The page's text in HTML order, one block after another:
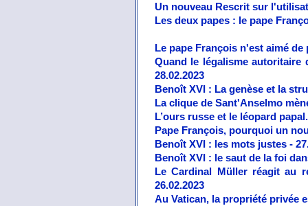
Un nouveau Rescrit sur
Les deux papes : le pape
Le pape François n'est aimé
Quand le légalisme autoritaire
28.02.2023
Benoît XVI : La genèse et la
La clique de Sant'Anselmo
L’ours russe et le léopard
Pape François, pourquoi un
Benoît XVI : les mots justes -
Benoît XVI : le saut de la foi
Le Cardinal Müller réagit au
26.02.2023
Au Vatican, la propriété privée